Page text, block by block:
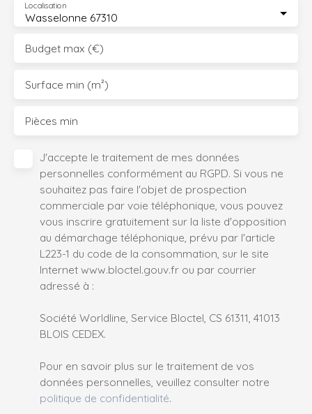
Wasselonne 67310
Localisation
Budget max (€)
Surface min (m²)
Pièces min
J'accepte le traitement de mes données
personnelles conformément au RGPD. Si vous ne
souhaitez pas faire l'objet de prospection
commerciale par voie téléphonique, vous pouvez
vous inscrire gratuitement sur la liste d'opposition
au démarchage téléphonique, prévu par l'article
L223-1 du code de la consommation, sur le site
Internet www.bloctel.gouv.fr ou par courrier
adressé à :
Société Worldline, Service Bloctel, CS 61311, 41013
BLOIS CEDEX.
Pour en savoir plus sur le traitement de vos
données personnelles, veuillez consulter notre
politique de confidentialité.